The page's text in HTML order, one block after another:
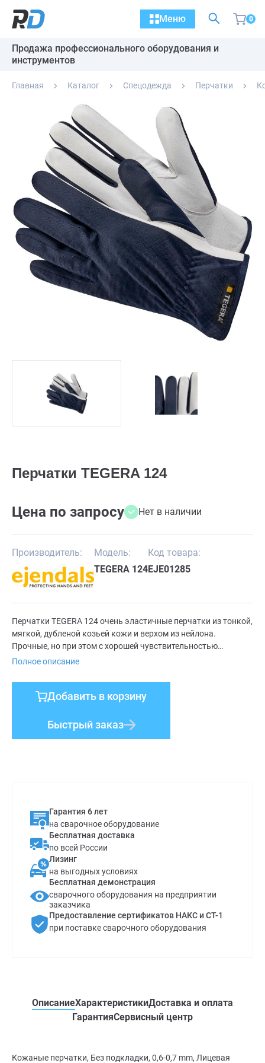
Меню 0
Продажа профессионального оборудования и
инструментов
Главная Каталог Спецодежда Перчатки
Перчатки TEGERA 124
Цена по запросу Нет в наличии
Производитель:
Модель:
TEGERA 124
Код товара:
EJE01285
Перчатки TEGERA 124 очень эластичные перчатки из тонкой,
мягкой, дубленой козьей кожи и верхом из нейлона.
Прочные, но при этом с хорошей чувствительностью
пальцев. Недорогие. Многоцелевого назначения, для
Полное описание
Добавить в корзину
Быстрый заказ
Гарантия 6 лет
на сварочное оборудование
Бесплатная доставка
по всей России
Лизинг
на выгодных условиях
Бесплатная демонстрация
сварочного оборудования на предприятии
заказчика
Предоставление сертификатов НАКС и СТ-1
при поставке сварочного оборудования
ОписаниеХарактеристикиДоставка и оплата
ГарантияСервисный центр
Кожаные перчатки, Без подкладки, 0,6-0,7 mm, Лицевая